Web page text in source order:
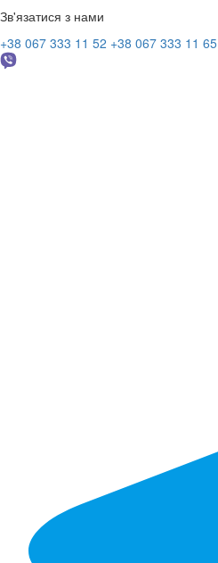
Зв'язатися з нами
+38 067 333 11 52 +38 067 333 11 65